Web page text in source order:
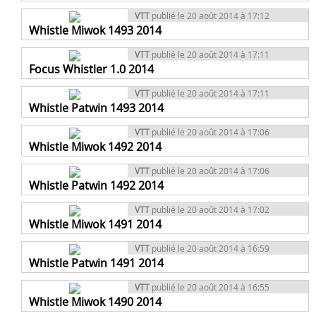
VTT publié le 20 août 2014 à 17:12
Whistle Miwok 1493 2014
VTT publié le 20 août 2014 à 17:11
Focus Whistler 1.0 2014
VTT publié le 20 août 2014 à 17:11
Whistle Patwin 1493 2014
VTT publié le 20 août 2014 à 17:06
Whistle Miwok 1492 2014
VTT publié le 20 août 2014 à 17:06
Whistle Patwin 1492 2014
VTT publié le 20 août 2014 à 17:02
Whistle Miwok 1491 2014
VTT publié le 20 août 2014 à 16:59
Whistle Patwin 1491 2014
VTT publié le 20 août 2014 à 16:55
Whistle Miwok 1490 2014